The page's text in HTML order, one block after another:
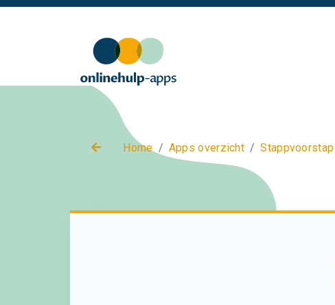
Home Apps overzicht Stappvoorstap